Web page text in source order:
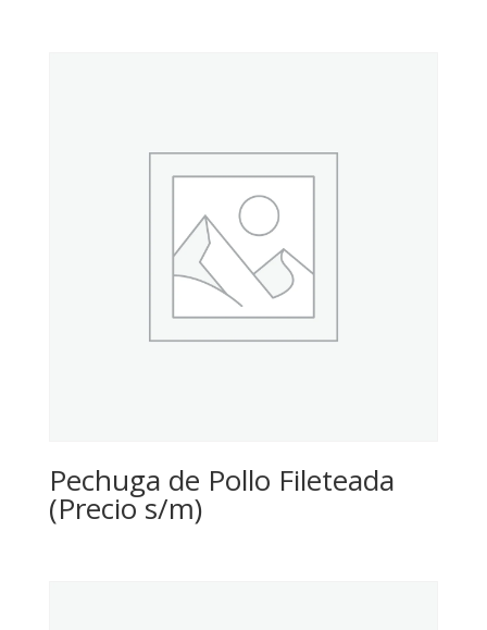
Pechuga de Pollo Fileteada
(Precio s/m)